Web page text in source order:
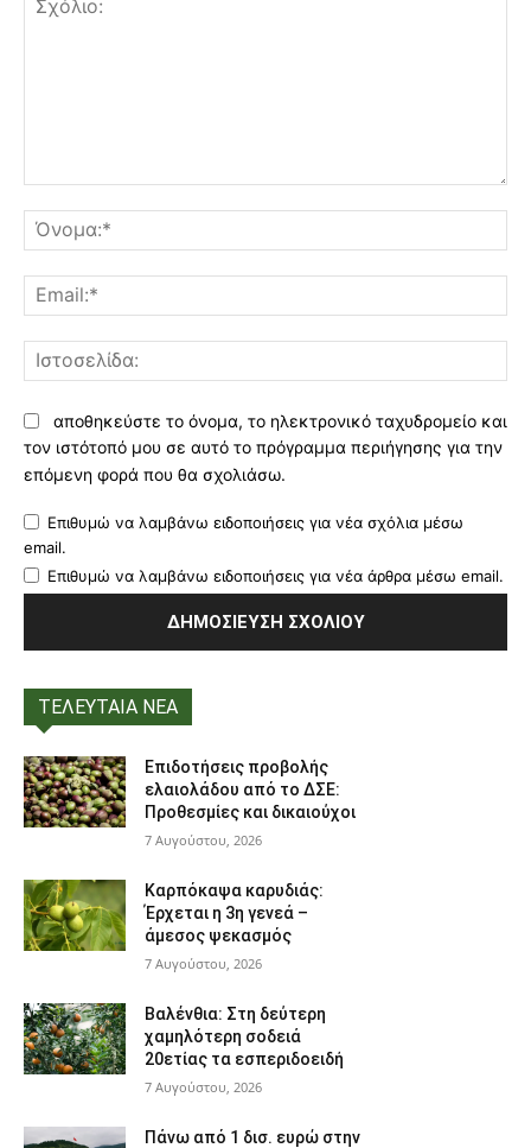
αποθηκεύστε το όνομα, το ηλεκτρονικό ταχυδρομείο και
τον ιστότοπό μου σε αυτό το πρόγραμμα περιήγησης για την
επόμενη φορά που θα σχολιάσω.
Επιθυμώ να λαμβάνω ειδοποιήσεις για νέα σχόλια μέσω
email.
Επιθυμώ να λαμβάνω ειδοποιήσεις για νέα άρθρα μέσω email.
ΤΕΛΕΥΤΑΙΑ ΝΕΑ
Επιδοτήσεις προβολής
ελαιολάδου από το ΔΣΕ:
Προθεσμίες και δικαιούχοι
7 Αυγούστου, 2026
Καρπόκαψα καρυδιάς:
Έρχεται η 3η γενεά –
άμεσος ψεκασμός
7 Αυγούστου, 2026
Βαλένθια: Στη δεύτερη
χαμηλότερη σοδειά
20ετίας τα εσπεριδοειδή
7 Αυγούστου, 2026
Πάνω από 1 δισ. ευρώ στην